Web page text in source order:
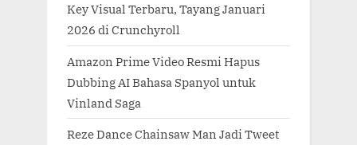
Key Visual Terbaru, Tayang Januari
2026 di Crunchyroll
Amazon Prime Video Resmi Hapus
Dubbing AI Bahasa Spanyol untuk
Vinland Saga
Reze Dance Chainsaw Man Jadi Tweet